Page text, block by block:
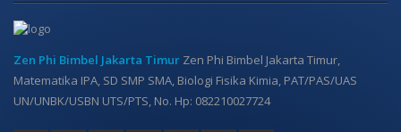
Zen Phi Bimbel Jakarta Timur Zen Phi Bimbel Jakarta Timur,
Matematika IPA, SD SMP SMA, Biologi Fisika Kimia, PAT/PAS/UAS
UN/UNBK/USBN UTS/PTS, No. Hp: 082210027724